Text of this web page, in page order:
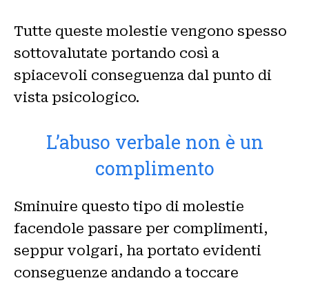
Tutte queste molestie vengono spesso
sottovalutate portando così a
spiacevoli conseguenza dal punto di
vista psicologico.
L’abuso verbale non è un
complimento
Sminuire questo tipo di molestie
facendole passare per complimenti,
seppur volgari, ha portato evidenti
conseguenze andando a toccare